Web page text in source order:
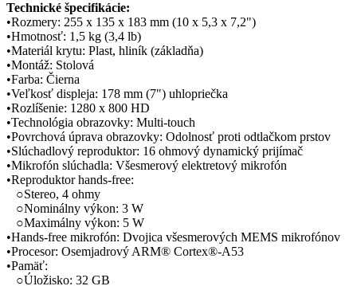
Technické špecifikácie:
•Rozmery: 255 x 135 x 183 mm (10 x 5,3 x 7,2")
•Hmotnosť: 1,5 kg (3,4 lb)
•Materiál krytu: Plast, hliník (základňa)
•Montáž: Stolová
•Farba: Čierna
•Veľkosť displeja: 178 mm (7") uhlopriečka
•Rozlíšenie: 1280 x 800 HD
•Technológia obrazovky: Multi-touch
•Povrchová úprava obrazovky: Odolnosť proti odtlačkom prstov
•Slúchadlový reproduktor: 16 ohmový dynamický prijímač
•Mikrofón slúchadla: Všesmerový elektretový mikrofón
•Reproduktor hands-free:
○Stereo, 4 ohmy
○Nominálny výkon: 3 W
○Maximálny výkon: 5 W
•Hands-free mikrofón: Dvojica všesmerových MEMS mikrofónov
•Procesor: Osemjadrový ARM® Cortex®-A53
•Pamäť:
○Úložisko: 32 GB